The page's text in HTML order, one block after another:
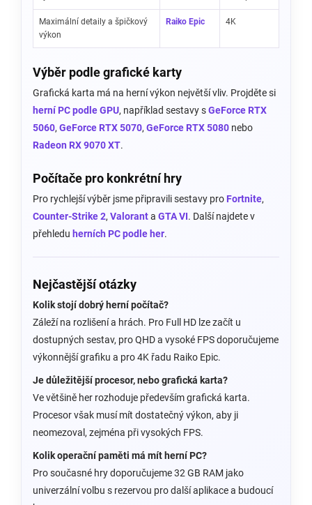
Maximální detaily a špičkový
výkon
Raiko Epic 4K
Výběr podle grafické karty
Grafická karta má na herní výkon největší vliv. Projděte si
herní PC podle GPU, například sestavy sGeForce RTX
5060, GeForce RTX 5070, GeForce RTX 5080 nebo
Radeon RX 9070 XT.
Počítače pro konkrétní hry
Pro rychlejší výběr jsme připravili sestavy pro Fortnite,
Counter-Strike 2, Valoranta GTA VI. Další najdete v
přehledu herních PC podle her.
Nejčastější otázky
Kolik stojí dobrý herní počítač?
Záleží na rozlišení a hrách. Pro Full HD lze začít u
dostupných sestav, pro QHD a vysoké FPS doporučujeme
výkonnější grafiku a pro 4K řadu Raiko Epic.
Je důležitější procesor, nebo grafická karta?
Ve většině her rozhoduje především grafická karta.
Procesor však musí mít dostatečný výkon, aby ji
neomezoval, zejména při vysokých FPS.
Kolik operační paměti má mít herní PC?
Pro současné hry doporučujeme 32 GB RAM jako
univerzální volbu s rezervou pro další aplikace a budoucí